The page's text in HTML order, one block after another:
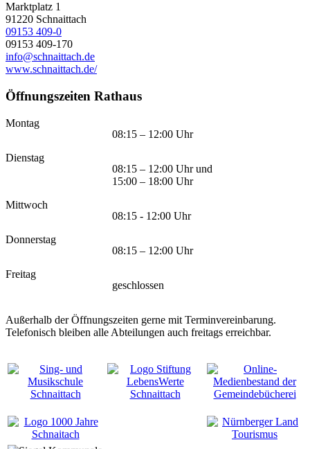
Marktplatz 1
91220 Schnaittach
09153 409-0
09153 409-170
info@schnaittach.de
www.schnaittach.de/
Öffnungszeiten Rathaus
Montag
08:15 – 12:00 Uhr
Dienstag
08:15 – 12:00 Uhr und
15:00 – 18:00 Uhr
Mittwoch
08:15 - 12:00 Uhr
Donnerstag
08:15 – 12:00 Uhr
Freitag
geschlossen
Außerhalb der Öffnungszeiten gerne mit Terminvereinbarung.
Telefonisch bleiben alle Abteilungen auch freitags erreichbar.